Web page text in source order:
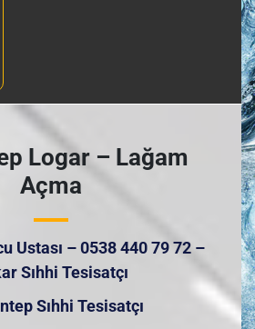
Logar – Lağam
Açma
Ustası – 0538 440 79 72 –
Sıhhi Tesisatçı
Sıhhi Tesisatçı